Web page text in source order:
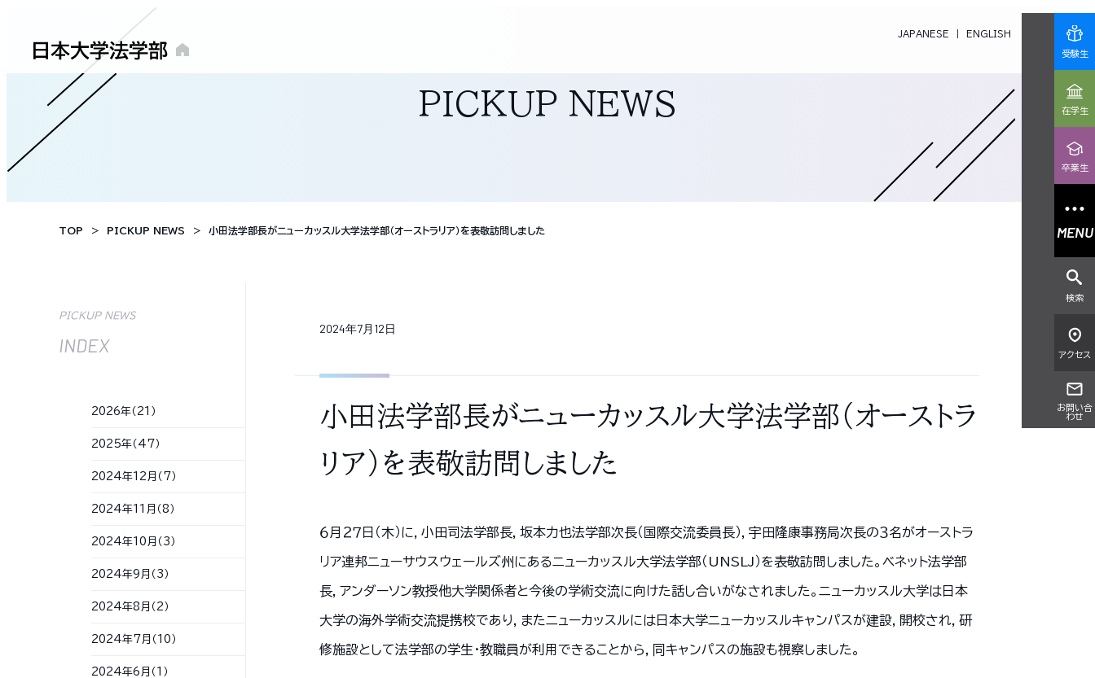
JAPANESE ENGLISH
受験生
在学生
卒業生
MENU
検索
アクセス
お問い合
わせ
PICKUP NEWS
TOP PICKUP NEWS 小田法学部長がニューカッスル大学法学部（オーストラリア）を表敬訪問しました
2024年7月12日
小田法学部長がニューカッスル大学法学部（オーストラ
リア）を表敬訪問しました
６月２７日（木）に，小田司法学部長，坂本力也法学部次長（国際交流委員長），宇田隆康事務局次長の３名がオーストラ
リア連邦ニューサウスウェールズ州にあるニューカッスル大学法学部（UNSLJ）を表敬訪問しました。ベネット法学部
長，アンダーソン教授他大学関係者と今後の学術交流に向けた話し合いがなされました。ニューカッスル大学は日本
大学の海外学術交流提携校であり，またニューカッスルには日本大学ニューカッスルキャンパスが建設，開校され，研
修施設として法学部の学生・教職員が利用できることから，同キャンパスの施設も視察しました。
PICKUP NEWS
INDEX
2026年（21）
2025年（47）
2024年12月（7）
2024年11月（8）
2024年10月（3）
2024年9月（3）
2024年8月（2）
2024年7月（10）
2024年6月（1）